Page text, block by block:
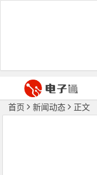
首页 新闻动态 正文